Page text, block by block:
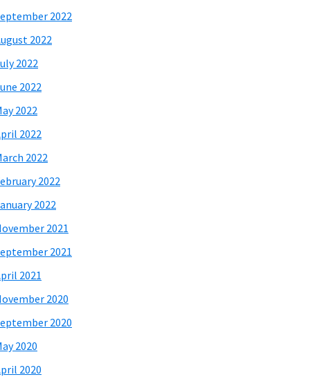
2022
2022
2022
2022
2022
2022
2022
2022
2022
2021
2021
2021
2020
2020
2020
2020